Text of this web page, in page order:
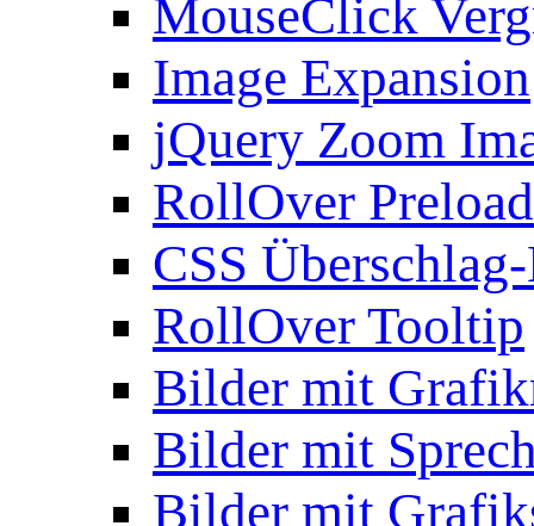
MouseClick
Image Expansion
jQuery Zoom
RollOver Preload
CSS
RollOver Tooltip
Bilder mit
Bilder mit
Bilder mit